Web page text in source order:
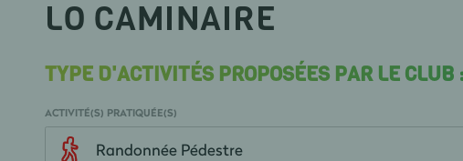
LO CAMINAIRE
TYPE D'ACTIVITÉS PROPOSÉES PAR LE
ACTIVITÉ(S) PRATIQUÉE(S)
Randonnée Pédestre